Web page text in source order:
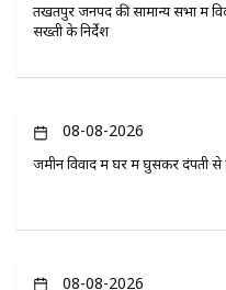
तखतपुर जनपद की सामान्य सभा में
सख्ती के निर्देश
08-08-2026
जमीन विवाद में घर में घुसकर दंपती से
08-08-2026